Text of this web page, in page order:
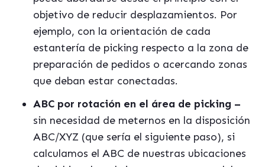
objetivo de reducir desplazamientos. Por
ejemplo, con la orientación de cada
estantería de picking respecto a la zona de
preparación de pedidos o acercando zonas
que deban estar conectadas.
ABC por rotación en el área de picking –
sin necesidad de meternos en la disposición
ABC/XYZ (que sería el siguiente paso), si
calculamos el ABC de nuestras ubicaciones